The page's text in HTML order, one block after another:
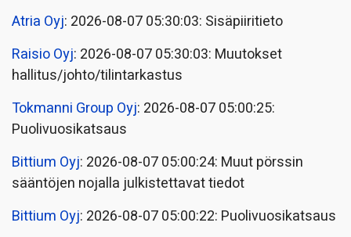
Atria Oyj: 2026-08-07 05:30:03: Sisäpiiritieto
Raisio Oyj: 2026-08-07 05:30:03: Muutokset
hallitus/johto/tilintarkastus
Tokmanni Group Oyj: 2026-08-07 05:00:25:
Puolivuosikatsaus
Bittium Oyj: 2026-08-07 05:00:24: Muut pörssin
sääntöjen nojalla julkistettavat tiedot
Bittium Oyj: 2026-08-07 05:00:22: Puolivuosikatsaus